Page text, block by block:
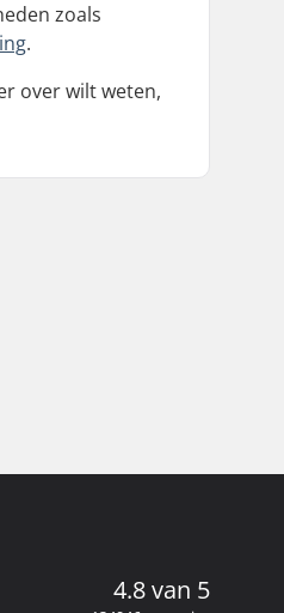
zoals
.
over wilt weten,
4.8 van 5